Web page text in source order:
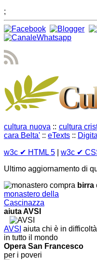
;
cultura nuova:: cultura
cara Belta' :: eTexts ::
w3c ✔ HTML 5 w3c ✔
Ultimo aggiornamento di
compra birra
monastero della
Cascinazza
aiuta AVSI
AVSI aiuta chi è in difficoltà
in tutto il mondo
Opera San Francesco
per i poveri